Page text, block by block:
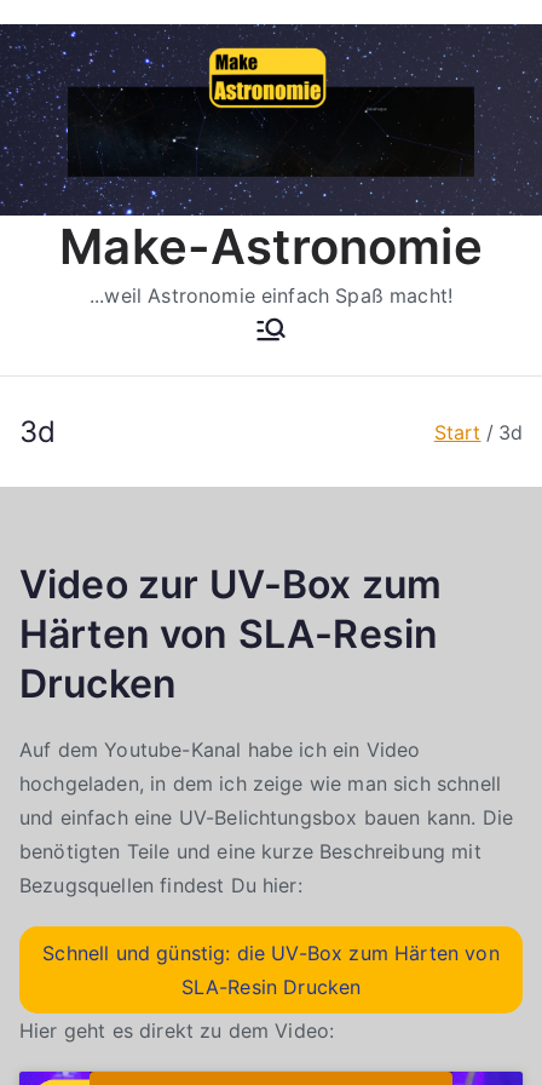
Inhalt
springen
Make-Astronomie
...weil Astronomie einfach Spaß macht!
3d Start 3d
Video zur UV-Box zum
Härten von SLA-Resin
Drucken
Auf dem Youtube-Kanal habe ich ein Video
hochgeladen, in dem ich zeige wie man sich schnell
und einfach eine UV-Belichtungsbox bauen kann. Die
benötigten Teile und eine kurze Beschreibung mit
Bezugsquellen findest Du hier:
Schnell und günstig: die UV-Box zum Härten von
SLA-Resin Drucken
Hier geht es direkt zu dem Video: